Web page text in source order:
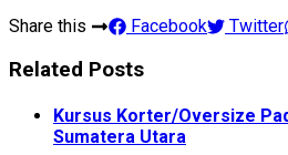
Share this
Facebook Twitter
Related Posts
Kursus Korter/Oversize
Sumatera Utara